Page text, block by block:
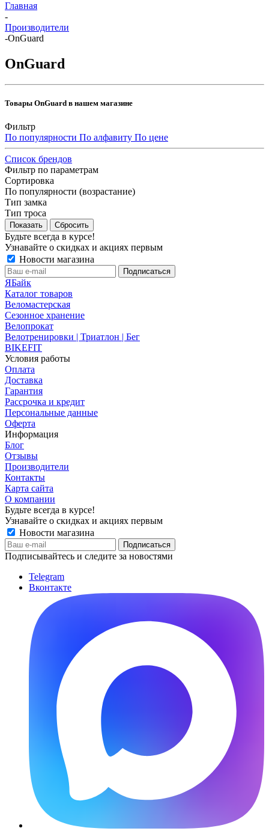
Главная
-
Производители
-OnGuard
OnGuard
Товары OnGuard в нашем магазине
Фильтр
По популярности По алфавиту По цене
Список брендов
Фильтр по параметрам
Сортировка
По популярности (возрастание)
Тип замка
Тип троса
Сбросить
Будьте всегда в курсе!
Узнавайте о скидках и акциях первым
Новости магазина
ЯБайк
Каталог товаров
Веломастерская
Сезонное хранение
Велопрокат
Велотренировки | Триатлон | Бег
BIKEFIT
Условия работы
Оплата
Доставка
Гарантия
Рассрочка и кредит
Персональные данные
Оферта
Информация
Блог
Отзывы
Производители
Контакты
Карта сайта
О компании
Будьте всегда в курсе!
Узнавайте о скидках и акциях первым
Новости магазина
Подписывайтесь и следите за новостями
Telegram
Вконтакте